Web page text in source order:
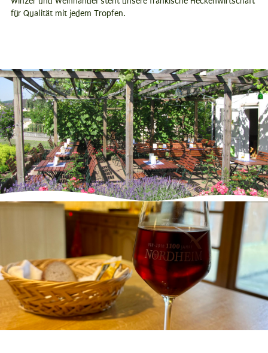
für Qualität mit jedem Tropfen.